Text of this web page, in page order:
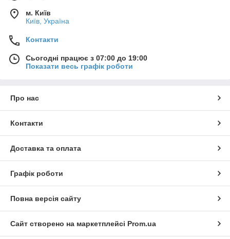
м. Київ
Київ, Україна
Контакти
Сьогодні працює з 07:00 до 19:00
Показати весь графік роботи
Про нас
Контакти
Доставка та оплата
Графік роботи
Повна версія сайту
Сайт створено на маркетплейсі Prom.ua